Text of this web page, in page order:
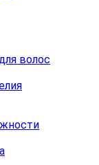
волос